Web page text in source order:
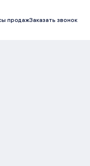
продажЗаказать звонок